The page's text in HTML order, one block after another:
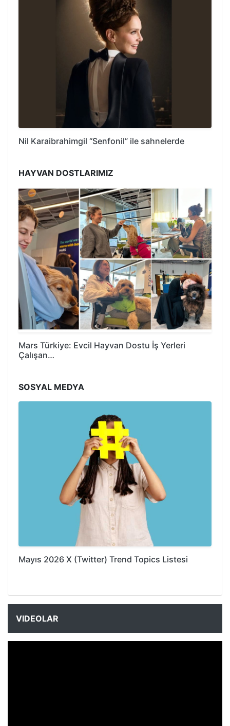
Nil Karaibrahimgil “Senfonil” ile sahnelerde
HAYVAN DOSTLARIMIZ
Mars Türkiye: Evcil Hayvan Dostu İş Yerleri
Çalışan…
SOSYAL MEDYA
Mayıs 2026 X (Twitter) Trend Topics Listesi
VIDEOLAR